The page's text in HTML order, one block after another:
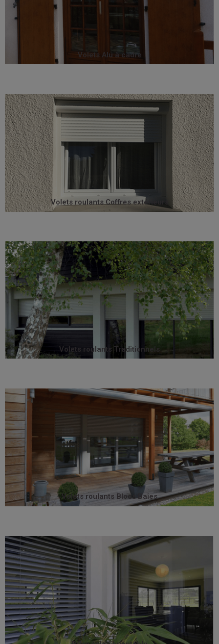
Volets Alu à cadre
Volets Alu à cadre
présente une parfaite solidité avec leur cadre soudé.
Teintés dans la masse ou plaxés, ils offrent un vrai choix
Volets roulants Coffres extérieurs
Volets roulants Coffres extérieurs
Particulièrement appréciés en rénovation quand aucun
emplacement n'est prévu pour un volet roulant, les
coffres extérieurs ajoutent également une dimension
architecturale design aux façades. Le DECO VE² est le
volet roulant idéal pour la rénovation.
Volets roulants Traditionnels
Volets roulants Traditionnels
Les volets traditionnels s’adaptent à tous les coffres
menuisés ou maçonnés, neuf ou rénovation.
Complètement intégrés au bâti, ils sont invisibles en
position relevée et préservent un clair de vitrage
maximum.
Volets roulants Blocs Baies
Volets roulants Blocs Baies
Le bloc-baie est un ensemble « volet + fenêtre » adapté
pour la rénovation lourde et les constructions neuves. En
plus de sa simplicité de pose, les dernières innovations
apportées lui confèrent des performances thermiques,
phoniques et de perméabilité à l’air exceptionnelles,
conformes aux exigences de la RT 2012 et aux
bâtiments basse consommation (BBC).
Brise soleil orientable
Longtemps recommandé par les architectes pour les
bureaux et entreprises, le brise-soleil orientable est
désormais très demandé pour l’habitat individuel.
Elément architectural de premier plan, c’est également
la meilleure solution pour les pièces fortement exposées